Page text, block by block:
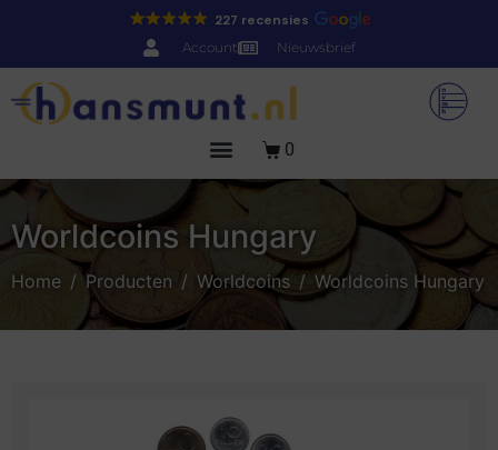
227 recensies
Account Nieuwsbrief
0
Worldcoins Hungary
Home Producten Worldcoins Worldcoins Hungary